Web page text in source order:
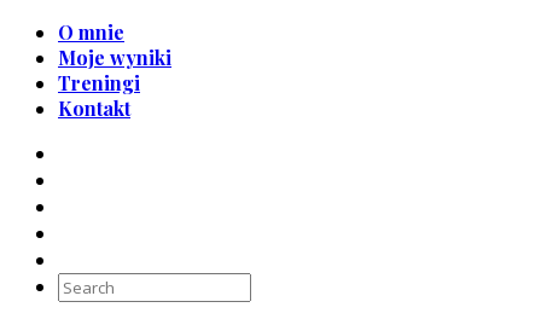
O mnie
Moje wyniki
Treningi
Kontakt